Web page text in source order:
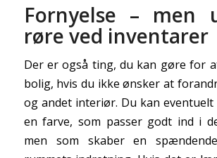
Fornyelse – men
røre ved inventarer
Der er også ting, du kan gøre for
bolig, hvis du ikke ønsker at
og andet interiør. Du kan
en farve, som passer godt ind i
men som skaber en